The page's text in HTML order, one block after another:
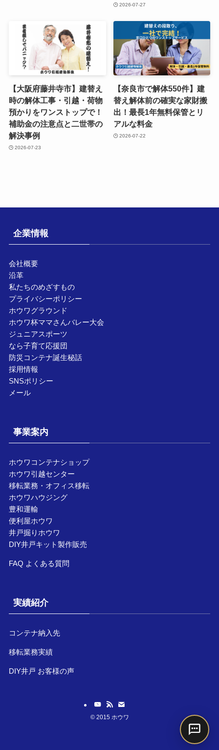
2026-07-27
【大阪府藤井寺市】建替え
時の解体工事・引越・荷物
預かりをワンストップで！
補助金の注意点と二世帯の
解決事例
2026-07-23
【奈良市で解体550件】建
替え解体前の確実な家財搬
出！最長1年無料保管とリ
アルな料金
2026-07-22
企業情報
会社概要
沿革
私たちのめざすもの
プライバシーポリシー
ホウワグラウンド
ホウワ杯ママさんバレー大会
ジュニアスポーツ
なら子育て応援団
防災コンテナ誕生秘話
採用情報
SNSポリシー
メール
事業案内
ホウワコンテナショップ
ホウワ引越センター
移転業務・オフィス移転
ホウワハウジング
豊和運輸
便利屋ホウワ
井戸掘りホウワ
DIY井戸キット製作販売
FAQ よくある質問
実績紹介
コンテナ納入先
移転業務実績
DIY井戸 お客様の声
©2015 ホウワ